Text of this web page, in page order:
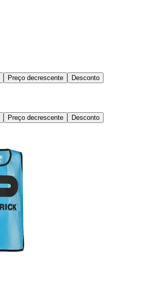
Preço decrescente Desconto
Preço decrescente Desconto